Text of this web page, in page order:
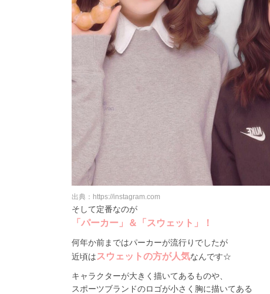
出典：https://instagram.com
そして定番なのが
「パーカー」＆「スウェット」！
何年か前まではパーカーが流行りでしたが
近頃はスウェットの方が人気なんです☆
キャラクターが大きく描いてあるものや、
スポーツブランドのロゴが小さく胸に描いてある